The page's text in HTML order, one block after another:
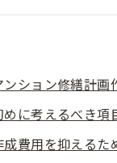
ンション修繕計画
めに考えるべき項
成費用を抑えるた